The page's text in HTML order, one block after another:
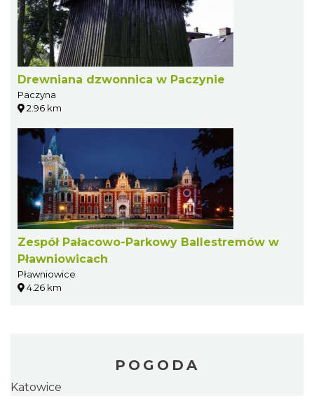
Drewniana dzwonnica w Paczynie
Paczyna
2.96 km
Zespół Pałacowo-Parkowy Ballestremów w
Pławniowicach
Pławniowice
4.26 km
POGODA
Katowice